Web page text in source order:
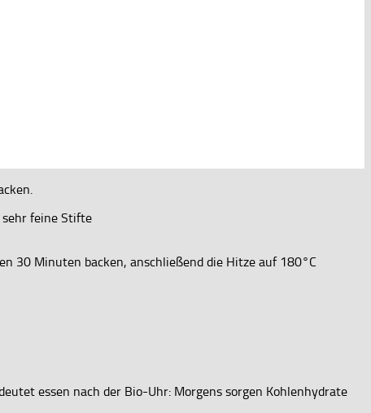
sehr feine Stifte
30 Minuten backen, anschließend die Hitze auf 180°C
essen nach der Bio-Uhr: Morgens sorgen Kohlenhydrate